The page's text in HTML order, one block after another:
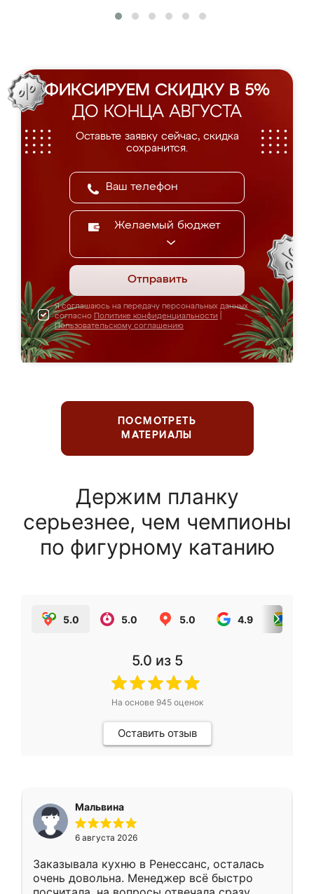
ФИКСИРУЕМ СКИДКУ В 5%
ДО КОНЦА АВГУСТА
Оставьте заявку сейчас, скидка
сохранится.
Желаемый бюджет
Отправить
Я соглашаюсь на передачу персональных данных
согласно Политике конфиденциальности
Пользовательскому соглашению
ПОСМОТРЕТЬ
МАТЕРИАЛЫ
Держим планку
серьезнее, чем чемпионы
по фигурному катанию
5.0 5.0 5.0 4.9
5.0 из 5
На основе 945оценок
Оставить отзыв
Мальвина
6 августа 2026
Заказывала кухню в Ренессанс, осталась
очень довольна. Менеджер всё быстро